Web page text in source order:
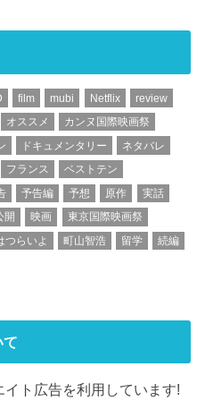
film mubi Netflix
review
オススメ
カンヌ国際映画祭
ドキュメンタリー
ネタバレ
フランス
ベストテン
予告編 予想 原作
実話
開 映画
東京国際映画祭
つらいよ 町山智浩 留学
続編
て
ト広告を利用しています!